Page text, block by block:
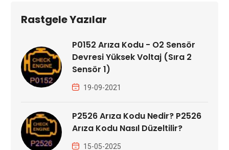
Rastgele Yazılar
P0152 Arıza Kodu - O2 Sensör
Devresi Yüksek Voltaj (Sıra 2
Sensör 1)
19-09-2021
P2526 Arıza Kodu Nedir? P2526
Arıza Kodu Nasıl Düzeltilir?
15-05-2025